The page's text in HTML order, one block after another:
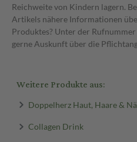
Reichweite von Kindern lagern.
Artikels nähere Informationen
Produktes? Unter der
gerne Auskunft über die
Weitere Produkte aus:
Doppelherz Haut, Haare &
Collagen Drink